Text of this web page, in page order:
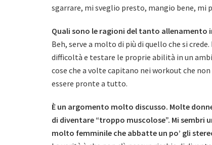
sgarrare, mi sveglio presto, mangio bene, mi
Quali sono le ragioni del tanto allenamento
Beh, serve a molto di più di quello che si crede.
difficoltà e testare le proprie abilità in un
cose che a volte capitano nei workout che
essere pronte a tutto.
È un argomento molto discusso. Molte
di diventare “troppo muscolose”. Mi
molto femminile che abbatte un po’ gli